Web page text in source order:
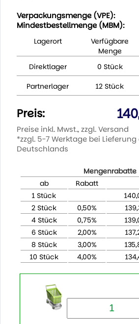
Verpackungsmenge (VPE):
Mindestbestellmenge (MBM):
Lagerort
Verfügbare
Menge
Direktlager 0 Stück
Partnerlager 12 Stück
Preis:
Preise inkl. Mwst., zzgl. Versand
*zzgl. 5-7 Werktage bei
Deutschlands
Mengenrabatte
ab
Rabatt
1 Stück
2 Stück
0,50%
4 Stück
0,75%
6 Stück
2,00%
8 Stück
3,00%
10 Stück
4,00%